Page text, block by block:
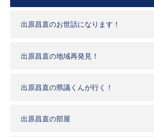
出原昌直のお世話になります！
出原昌直の地域再発見！
出原昌直の県議くんが行く！
出原昌直の部屋